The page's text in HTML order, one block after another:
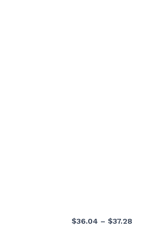
$36.04 – $37.28